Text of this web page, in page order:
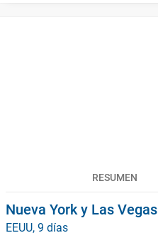
RESUMEN
Nueva York y Las Vegas
EEUU, 9 días